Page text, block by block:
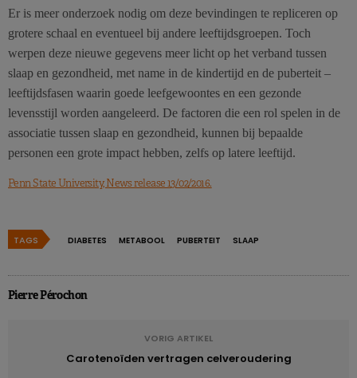
Er is meer onderzoek nodig om deze bevindingen te repliceren op
grotere schaal en eventueel bij andere leeftijdsgroepen. Toch
werpen deze nieuwe gegevens meer licht op het verband tussen
slaap en gezondheid, met name in de kindertijd en de puberteit –
leeftijdsfasen waarin goede leefgewoontes en een gezonde
levensstijl worden aangeleerd. De factoren die een rol spelen in de
associatie tussen slaap en gezondheid, kunnen bij bepaalde
personen een grote impact hebben, zelfs op latere leeftijd.
Penn State University, News release 13/02/2016.
TAGS DIABETES METABOOL PUBERTEIT SLAAP
Pierre Pérochon
VORIG ARTIKEL
Carotenoïden vertragen celveroudering